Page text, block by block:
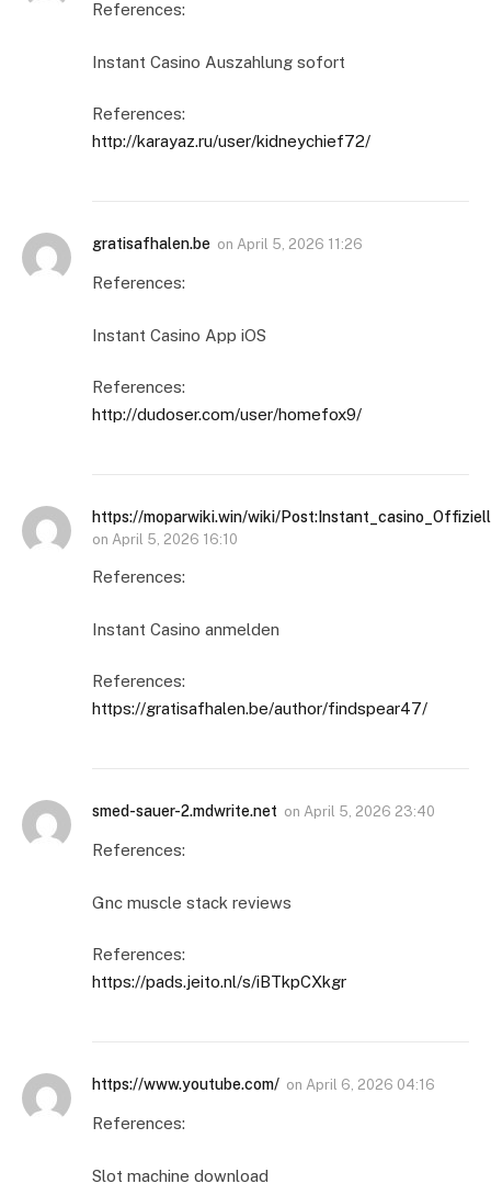
References:
Instant Casino Auszahlung sofort
References:
http://karayaz.ru/user/kidneychief72/
gratisafhalen.be on April 5, 2026 11:26
References:
Instant Casino App iOS
References:
http://dudoser.com/user/homefox9/
https://moparwiki.win/wiki/
on April 5, 2026 16:10
References:
Instant Casino anmelden
References:
https://gratisafhalen.be/author/findspear47/
smed-sauer-2.mdwrite.net on April 5, 2026 23:40
References:
Gnc muscle stack reviews
References:
https://pads.jeito.nl/s/iBTkpCXkgr
https://www.youtube.com/ on April 6, 2026 04:16
References:
Slot machine download